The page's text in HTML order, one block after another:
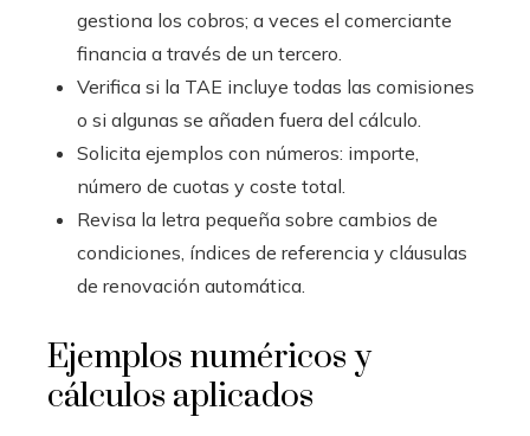
gestiona los cobros; a veces el comerciante
financia a través de un tercero.
Verifica si la TAE incluye todas las comisiones
o si algunas se añaden fuera del cálculo.
Solicita ejemplos con números: importe,
número de cuotas y coste total.
Revisa la letra pequeña sobre cambios de
condiciones, índices de referencia y cláusulas
de renovación automática.
Ejemplos numéricos y
cálculos aplicados